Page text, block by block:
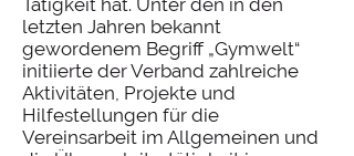
Tätigkeit hat. Unter den in den
letzten Jahren bekannt
gewordenem Begriff „Gymwelt“
initiierte der Verband zahlreiche
Aktivitäten, Projekte und
Hilfestellungen für die
Vereinsarbeit im Allgemeinen und